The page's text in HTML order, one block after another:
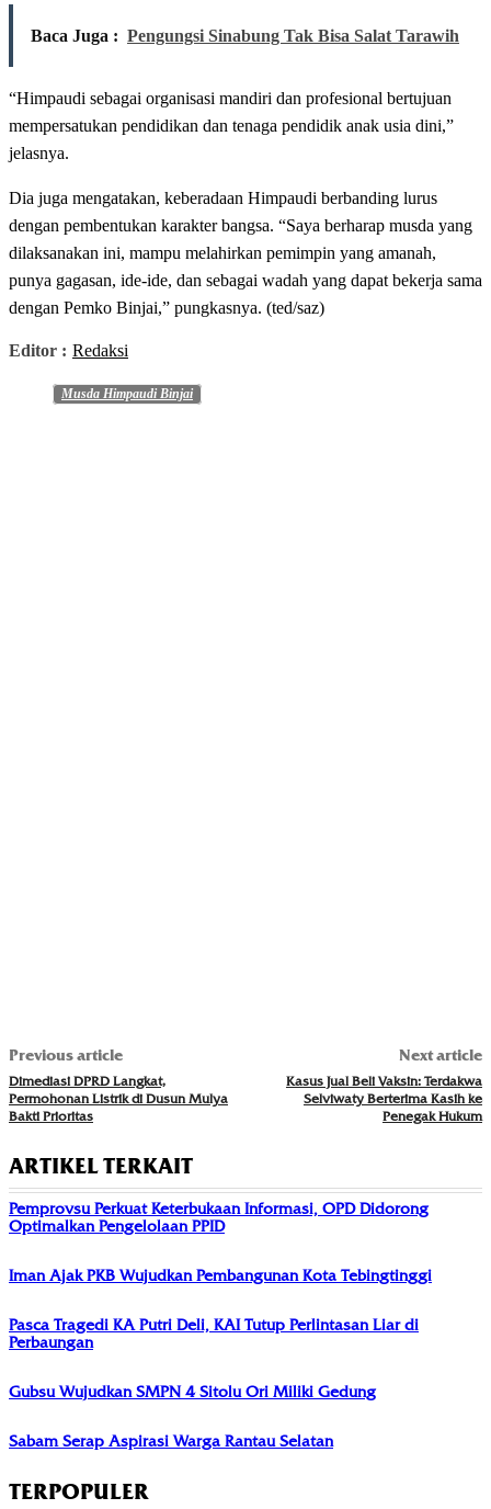
Baca Juga : Pengungsi Sinabung Tak Bisa Salat Tarawih
“Himpaudi sebagai organisasi mandiri dan profesional bertujuan
mempersatukan pendidikan dan tenaga pendidik anak usia dini,”
jelasnya.
Dia juga mengatakan, keberadaan Himpaudi berbanding lurus
dengan pembentukan karakter bangsa. “Saya berharap musda yang
dilaksanakan ini, mampu melahirkan pemimpin yang amanah,
punya gagasan, ide-ide, dan sebagai wadah yang dapat bekerja sama
dengan Pemko Binjai,” pungkasnya. (ted/saz)
Editor : Redaksi
Musda Himpaudi Binjai
Previous article
Dimediasi DPRD Langkat,
Permohonan Listrik di Dusun Mulya
Bakti Prioritas
Next article
Kasus Jual Beli Vaksin: Terdakwa
Selviwaty Berterima Kasih ke
Penegak Hukum
ARTIKEL TERKAIT
Pemprovsu Perkuat Keterbukaan Informasi, OPD Didorong
Optimalkan Pengelolaan PPID
Iman Ajak PKB Wujudkan Pembangunan Kota Tebingtinggi
Pasca Tragedi KA Putri Deli, KAI Tutup Perlintasan Liar di
Perbaungan
Gubsu Wujudkan SMPN 4 Sitolu Ori Miliki Gedung
Sabam Serap Aspirasi Warga Rantau Selatan
TERPOPULER